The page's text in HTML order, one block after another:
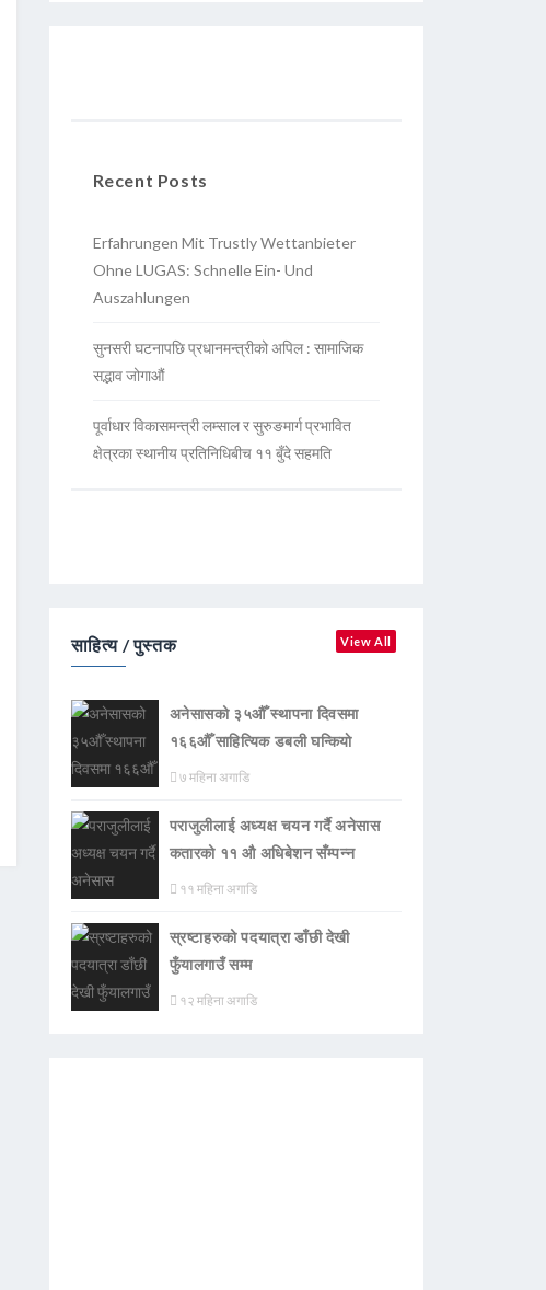
Recent Posts
Erfahrungen Mit Trustly Wettanbieter
Ohne LUGAS: Schnelle Ein- Und
Auszahlungen
सुनसरी घटनापछि प्रधानमन्त्रीको अपिल : सामाजिक
सद्भाव जोगाऔं
पूर्वाधार विकासमन्त्री लम्साल र सुरुङमार्ग प्रभावित
क्षेत्रका स्थानीय प्रतिनिधिबीच ११ बुँदे सहमति
साहित्य / पुस्तक View All
अनेसासको ३५औँ स्थापना दिवसमा
१६६औँ साहित्यिक डबली घन्कियाे
७ महिना अगाडि
पराजुलीलाई अध्यक्ष चयन गर्दै अनेसास
कतारको ११ औ अधिबेशन सँम्पन्न
११ महिना अगाडि
स्रष्टाहरुको पदयात्रा डाँछी देखी
फुँयालगाउँ सम्म
१२ महिना अगाडि